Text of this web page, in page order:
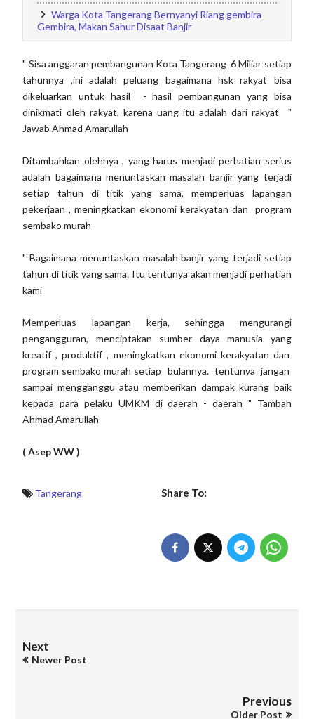
Warga Kota Tangerang Bernyanyi Riang gembira
Gembira, Makan Sahur Disaat Banjir
" Sisa anggaran pembangunan Kota Tangerang 6 Miliar setiap
tahunnya ,ini adalah peluang bagaimana hsk rakyat bisa
dikeluarkan untuk hasil - hasil pembangunan yang bisa
dinikmati oleh rakyat, karena uang itu adalah dari rakyat "
Jawab Ahmad Amarullah
Ditambahkan olehnya , yang harus menjadi perhatian serius
adalah bagaimana menuntaskan masalah banjir yang terjadi
setiap tahun di titik yang sama, memperluas lapangan
pekerjaan , meningkatkan ekonomi kerakyatan dan program
sembako murah
" Bagaimana menuntaskan masalah banjir yang terjadi setiap
tahun di titik yang sama. Itu tentunya akan menjadi perhatian
kami
Memperluas lapangan kerja, sehingga mengurangi
pengangguran, menciptakan sumber daya manusia yang
kreatif , produktif , meningkatkan ekonomi kerakyatan dan
program sembako murah setiap bulannya. tentunya jangan
sampai mengganggu atau memberikan dampak kurang baik
kepada para pelaku UMKM di daerah - daerah " Tambah
Ahmad Amarullah
( Asep WW )
Tangerang Share To:
Next
Newer Post
Previous
Older Post